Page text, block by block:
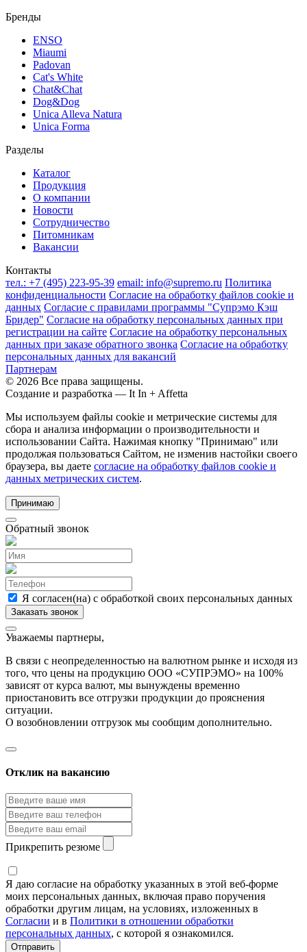
Бренды
ENSO
Miaumi
Padovan
Cat's White
Chat&Chat
Dog&Dog
Unica Alleva Natura
Unica Forma
Разделы
Каталог
Продукция
О компании
Новости
Сотрудничество
Питомникам
Вакансии
Контакты
тел.: +7 (495) 223-95-39 email: info@supremo.ru Политика
конфиденциальности Согласие на обработку файлов cookie и
данных Согласие с правилами программы "Супрэмо Кэш
Бридер" Согласие на обработку персональных данных при
регистрации на сайте Согласие на обработку персональных
данных при заказе обратного звонка Согласие на обработку
персональных данных для вакансий
Партнерам
© 2026 Все права защищены.
Создание и разработка — It In + Affetta
Мы используем файлы cookie и метрические системы для
сбора и анализа информации о производительности и
использовании Сайта. Нажимая кнопку "Принимаю" или
продолжая пользоваться Сайтом, не изменив настойки своего
браузера, вы даете согласие на обработку файлов cookie и
данных метрических систем.
Принимаю
Обратный звонок
Я согласен(на) с обработкой своих персональных данных
Уважаемы партнеры,
В связи с неопределенностью на валютном рынке и исходя из
того, что цены на продукцию ООО «СУПРЭМО» на 100%
зависят от курса валют, мы вынуждены временно
приостановить все отгрузки продукции до прояснения
ситуации.
О возобновлении отгрузок мы сообщим дополнительно.
Отклик на вакансию
Прикрепить резюме
Я даю согласие на обработку указанных в этой веб-форме
моих персональных данных, включая право поручения
обработки другим лицам, на условиях, изложенных в
Согласии и в Политики в отношении обработки
персональных данных, с которой я ознакомился.